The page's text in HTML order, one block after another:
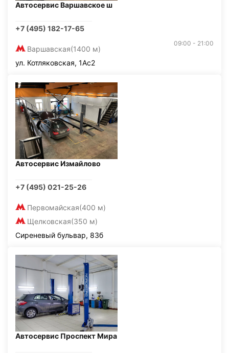
Автосервис Варшавское ш
+7 (495) 182-17-65
Варшавская(1400 м)
09:00 - 21:00
ул. Котляковская, 1Ас2
Автосервис Измайлово
+7 (495) 021-25-26
Первомайская(400 м)
Щелковская(350 м)
Сиреневый бульвар, 83б
Автосервис Проспект Мира